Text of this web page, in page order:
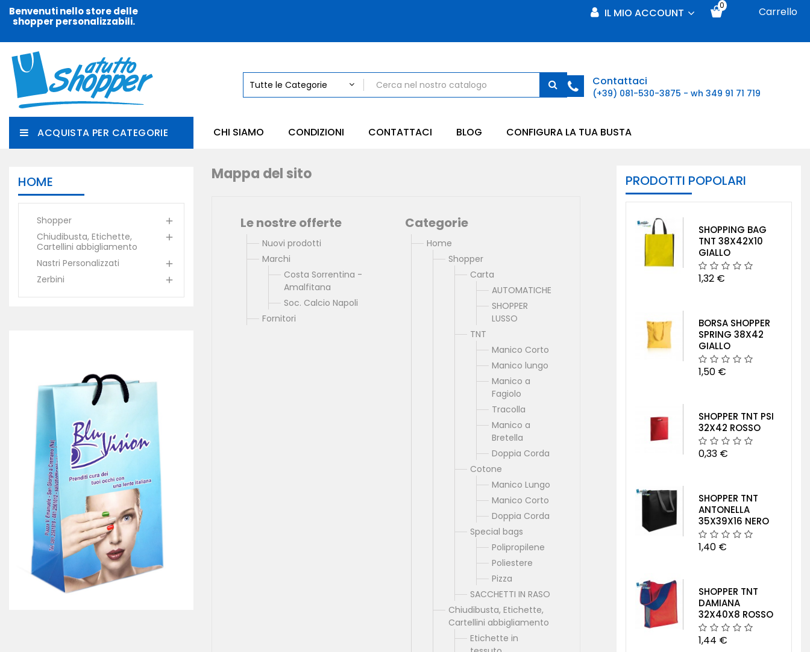
Benvenuti nello store delle
shopper personalizzabili.
IL MIO ACCOUNT Carrello
0
Contattaci
(+39) 081-530-3875 - wh 349 91 71 719
CHI SIAMO CONDIZIONI CONTATTACI BLOG CONFIGURA LA TUA BUSTA
ACQUISTA PER CATEGORIE
HOME
Shopper 
Chiudibusta, Etichette,
Cartellini abbigliamento

Nastri Personalizzati 
Zerbini 
Mappa del sito
Le nostre offerte
Nuovi prodotti
Marchi
Costa Sorrentina -
Amalfitana
Soc. Calcio Napoli
Fornitori
Categorie
Home
Shopper
Carta
AUTOMATICHE
SHOPPER
LUSSO
TNT
Manico Corto
Manico lungo
Manico a
Fagiolo
Tracolla
Manico a
Bretella
Doppia Corda
Cotone
Manico Lungo
Manico Corto
Doppia Corda
Special bags
Polipropilene
Poliestere
Pizza
SACCHETTI IN RASO
Chiudibusta, Etichette,
Cartellini abbigliamento
Etichette in
PRODOTTI POPOLARI
SHOPPING BAG
TNT 38X42X10
GIALLO
1,32 €
BORSA SHOPPER
SPRING 38X42
GIALLO
1,50 €
SHOPPER TNT PSI
32X42 ROSSO
0,33 €
SHOPPER TNT
ANTONELLA
35X39X16 NERO
1,40 €
SHOPPER TNT
DAMIANA
32X40X8 ROSSO
1,44 €